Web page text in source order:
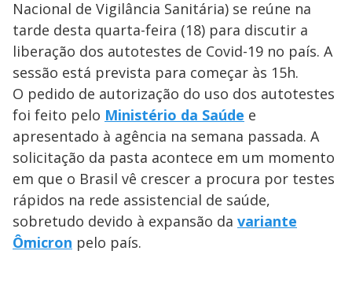
Nacional de Vigilância Sanitária) se reúne na
tarde desta quarta-feira (18) para discutir a
liberação dos autotestes de Covid-19 no país. A
sessão está prevista para começar às 15h.
O pedido de autorização do uso dos autotestes
foi feito pelo Ministério da Saúde e
apresentado à agência na semana passada. A
solicitação da pasta acontece em um momento
em que o Brasil vê crescer a procura por testes
rápidos na rede assistencial de saúde,
sobretudo devido à expansão da variante
Ômicron pelo país.